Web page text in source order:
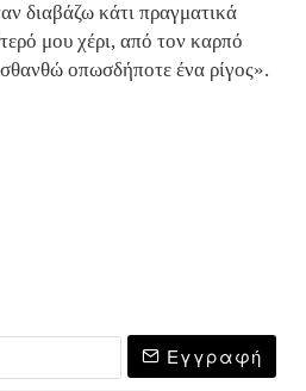
διαβάζω κάτι πραγματικά
μου χέρι, από τον καρπό
οπωσδήποτε ένα ρίγος».
Εγγραφή